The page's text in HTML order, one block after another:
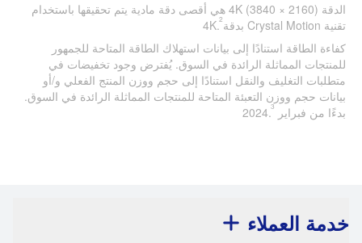
الدقة 4K (3840 × 2160) هي أقصى دقة مادية يتم تحقيقها باستخدام
تقنية Crystal Motion بدقة4K.
2
كفاءة الطاقة استنادًا إلى بيانات استهلاك الطاقة المتاحة للجمهور
للمنتجات المماثلة الرائدة في السوق. يُفترض وجود تخفيضات في
متطلبات التغليف والنقل استنادًا إلى حجم ووزن المنتج الفعلي و/أو
بيانات حجم ووزن التعبئة المتاحة للمنتجات المماثلة الرائدة في السوق.
بدءًا من فبراير 2024.
3
خدمة العملاء